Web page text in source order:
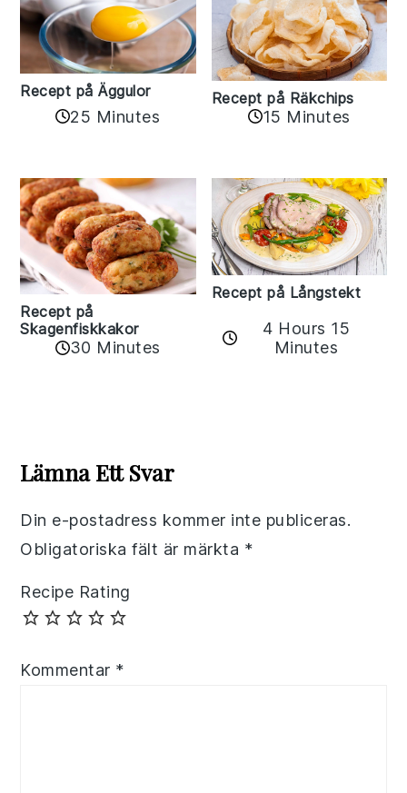
Recept på Äggulor
25 Minutes
Recept på Räkchips
15 Minutes
Recept på
Skagenfiskkakor
30 Minutes
Recept på Långstekt
4 Hours 15
Minutes
Interactions
Lämna Ett Svar
Din e-postadress kommer inte publiceras.
Obligatoriska fält är märkta *
Recipe Rating
Kommentar *